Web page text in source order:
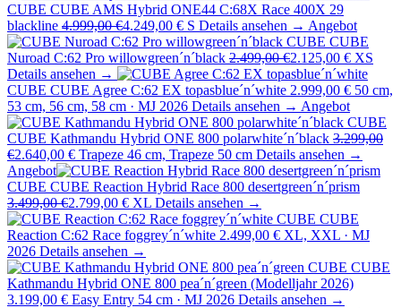
CUBE CUBE AMS Hybrid ONE44 C:68X Race 400X 29
blackline 4.999,00 €4.249,00 € S Details ansehen → Angebot
CUBE CUBE
Nuroad C:62 Pro willowgreen´n´black 2.499,00 €2.125,00 € XS
Details ansehen →
CUBE CUBE Agree C:62 EX topasblue´n´white 2.999,00 € 50 cm,
53 cm, 56 cm, 58 cm · MJ 2026 Details ansehen → Angebot
CUBE
CUBE Kathmandu Hybrid ONE 800 polarwhite´n´black 3.299,00
€2.640,00 € Trapeze 46 cm, Trapeze 50 cm Details ansehen →
Angebot
CUBE CUBE Reaction Hybrid Race 800 desertgreen´n´prism
3.499,00 €2.799,00 € XL Details ansehen →
CUBE CUBE
Reaction C:62 Race foggrey´n´white 2.499,00 € XL, XXL · MJ
2026 Details ansehen →
CUBE CUBE
Kathmandu Hybrid ONE 800 pea´n´green (Modelljahr 2026)
3.199,00 € Easy Entry 54 cm · MJ 2026 Details ansehen →